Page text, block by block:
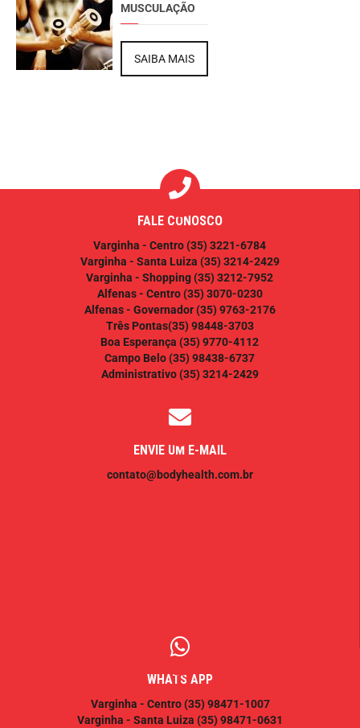
MUSCULAÇÃO
SAIBA MAIS
FALE CONOSCO
Varginha - Centro(35) 3221-6784
Varginha - Santa Luiza (35) 3214-2429
Varginha - Shopping(35) 3212-7952
Alfenas - Centro(35) 3070-0230
Alfenas - Governador(35) 9763-2176
Três Pontas(35) 98448-3703
Boa Esperança (35) 9770-4112
Campo Belo(35) 98438-6737
Administrativo(35) 3214-2429
ENVIE UM E-MAIL
contato@bodyhealth.com.br
WHATS APP
Varginha - Centro(35) 98471-1007
Varginha - Santa Luiza (35) 98471-0631